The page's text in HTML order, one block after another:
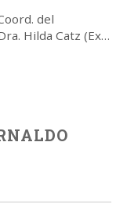
del
Hilda Catz (Ex-